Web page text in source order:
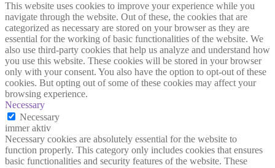
This website uses cookies to improve your experience while you
navigate through the website. Out of these, the cookies that are
categorized as necessary are stored on your browser as they are
essential for the working of basic functionalities of the website. We
also use third-party cookies that help us analyze and understand how
you use this website. These cookies will be stored in your browser
only with your consent. You also have the option to opt-out of these
cookies. But opting out of some of these cookies may affect your
browsing experience.
Necessary
Necessary
immer aktiv
Necessary cookies are absolutely essential for the website to
function properly. This category only includes cookies that ensures
basic functionalities and security features of the website. These